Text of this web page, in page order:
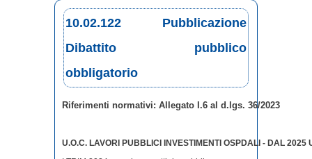
10.02.122 Pubblicazione
Dibattito pubblico
obbligatorio
Riferimenti normativi: Allegato I.6 al d.lgs. 36/2023
U.O.C. LAVORI PUBBLICI INVESTIMENTI OSPDALI - DAL 2025